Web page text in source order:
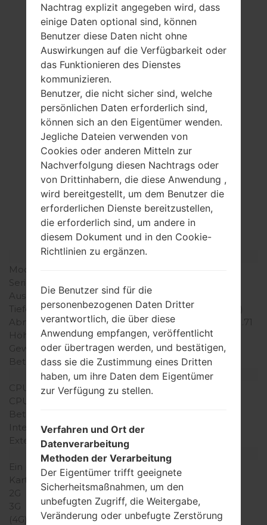
Spezifikation
LGGS108(LGGS108)
Modell und seine Eigenschaften
Modell
Serie
Ausgabe
Mai, 2010
Tiefe
12.9 millimeter (0.51 Zoll)
Abmessungen (Breite /
Höhe)
43.5 x 103.9 millimeter (1.71
x 4.09 Zoll)
Gewicht
70 gramm (2.47 unzen)
Betriebssystem
-
Ausrüstung
CPU
-
CPU-Kerne
Betriebsgedächtnis
Interner Speicher
1MB
Externer Speicher
Netzwerk und Daten
Ein paar Plätze für SIM-
Karten
1 Mini-SIM
2G
GSM 900/1800 MHz
3G
-
(4G) LTE
-
Nachtrag explizit angegeben wird, dass
einige Daten optional sind, können
Benutzer diese Daten nicht ohne
Auswirkungen auf die Verfügbarkeit oder
das Funktionieren des Dienstes
kommunizieren.
Benutzer, die nicht sicher sind, welche
persönlichen Daten erforderlich sind,
können sich an den Eigentümer wenden.
Jegliche Dateien verwenden von
Cookies oder anderen Mitteln zur
Nachverfolgung diesen Nachtrags oder
von Drittinhabern, die diese Anwendung ,
wird bereitgestellt, um dem Benutzer die
erforderlichen Dienste bereitzustellen,
die erforderlich sind, um andere in
diesem Dokument und in den Cookie-
Richtlinien zu ergänzen.
Die Benutzer sind für die
personenbezogenen Daten Dritter
verantwortlich, die über diese
Anwendung empfangen, veröffentlicht
oder übertragen werden, und bestätigen,
dass sie die Zustimmung eines Dritten
haben, um ihre Daten dem Eigentümer
zur Verfügung zu stellen.
Verfahren und Ort der
Datenverarbeitung
Methoden der Verarbeitung
Der Eigentümer trifft geeignete
Sicherheitsmaßnahmen, um den
unbefugten Zugriff, die Weitergabe,
Veränderung oder unbefugte Zerstörung